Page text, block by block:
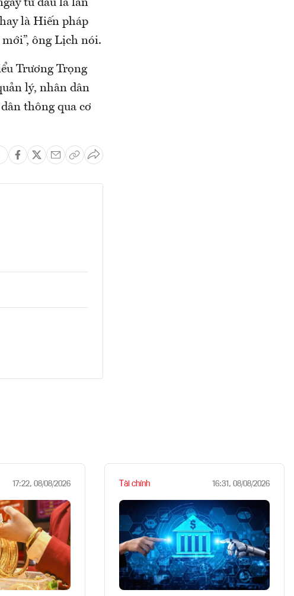
từ đầu là lần
là Hiến pháp
ông Lịch nói.
Trương Trọng
lý, nhân dân
thông qua cơ
17:22, 08/08/2026 Tài chính 16:31, 08/08/2026